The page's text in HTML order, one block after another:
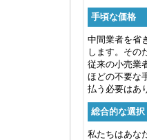
手頃な価格
中間業者を省
します。その
従来の小売業
ほどの不要な
払う必要はあ
総合的な選択
私たちはあな